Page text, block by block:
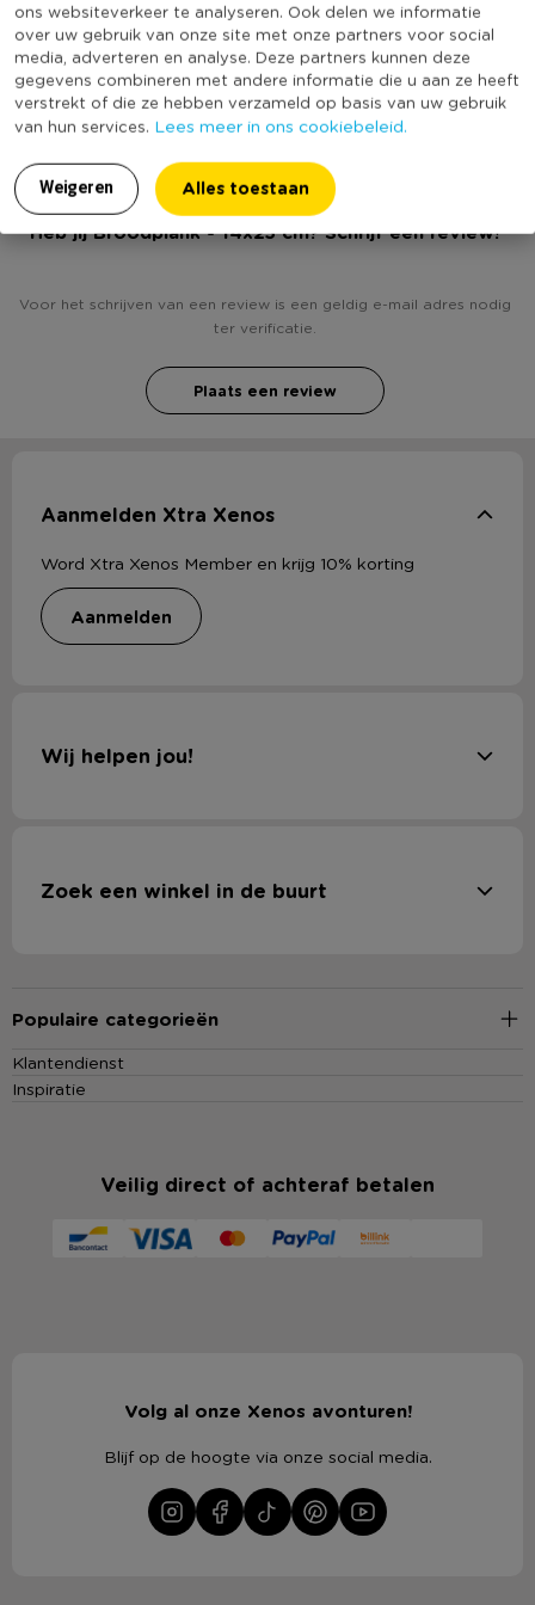
ons websiteverkeer te analyseren. Ook delen we informatie
over uw gebruik van onze site met onze partners voor social
media, adverteren en analyse. Deze partners kunnen deze
gegevens combineren met andere informatie die u aan ze heeft
verstrekt of die ze hebben verzameld op basis van uw gebruik
van hun services. Lees meer in ons cookiebeleid.
Weigeren Alles toestaan
Kleur
Bruin
Productlengte (cm)
25
Duurzaamheidsscore
(Nog) geen score
bekend
Heb jij Broodplank - 14x25 cm? Schrijf een review!
Voor het schrijven van een review is een geldig e-mail adres nodig
ter verificatie.
Plaats een review
Aanmelden Xtra Xenos
Word Xtra Xenos Member en krijg 10% korting
aanmelden
Wij helpen jou!
Zoek een winkel in de buurt
Populaire categorieën
Klantendienst
Inspiratie
Veilig direct of achteraf betalen
Volg al onze Xenos avonturen!
Blijf op de hoogte via onze social media.